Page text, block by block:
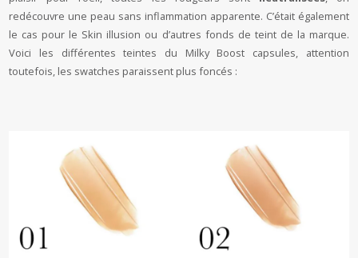
redécouvre une peau sans inflammation apparente. C’était également
le cas pour le Skin illusion ou d’autres fonds de teint de la marque.
Voici les différentes teintes du Milky Boost capsules, attention
toutefois, les swatches paraissent plus foncés :